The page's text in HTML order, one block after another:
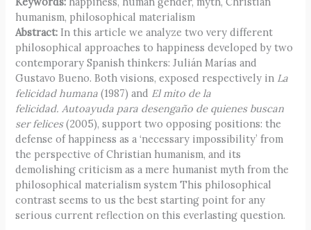
humanism, philosophical materialism
Abstract:In this article we analyze two very different
philosophical approaches to happiness developed by two
contemporary Spanish thinkers: Julián Marías and
Gustavo Bueno. Both visions, exposed respectively in La
felicidad humana(1987) and El mito de la
felicidad. Autoayuda para desengaño de quienes buscan
ser felices(2005), support two opposing positions: the
defense of happiness as a ‘necessary impossibility’ from
the perspective of Christian humanism, and its
demolishing criticism as a mere humanist myth from the
philosophical materialism system This philosophical
contrast seems to us the best starting point for any
serious current reflection on this everlasting question.